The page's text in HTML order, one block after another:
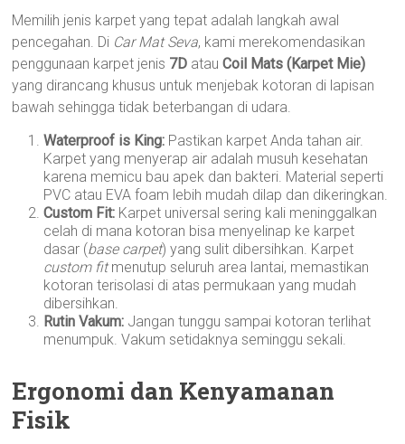
Memilih jenis karpet yang tepat adalah langkah awal
pencegahan. Di Car Mat Seva, kami merekomendasikan
penggunaan karpet jenis 7D atauCoil Mats (Karpet Mie)
yang dirancang khusus untuk menjebak kotoran di lapisan
bawah sehingga tidak beterbangan di udara.
Waterproof is King: Pastikan karpet Anda tahan air.
Karpet yang menyerap air adalah musuh kesehatan
karena memicu bau apek dan bakteri. Material seperti
PVC atau EVA foam lebih mudah dilap dan dikeringkan.
Custom Fit: Karpet universal sering kali meninggalkan
celah di mana kotoran bisa menyelinap ke karpet
dasar (base carpet) yang sulit dibersihkan. Karpet
custom fitmenutup seluruh area lantai, memastikan
kotoran terisolasi di atas permukaan yang mudah
dibersihkan.
Rutin Vakum: Jangan tunggu sampai kotoran terlihat
menumpuk. Vakum setidaknya seminggu sekali.
Ergonomi dan Kenyamanan
Fisik